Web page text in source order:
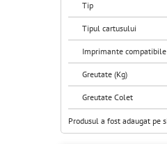
Tip
Tipul cartusului
Imprimante compatibile
Greutate (Kg)
Greutate Colet
Produsul a fost adaugat